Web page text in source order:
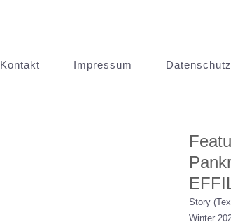
Kontakt Impressum Datenschutz
Story
Winter